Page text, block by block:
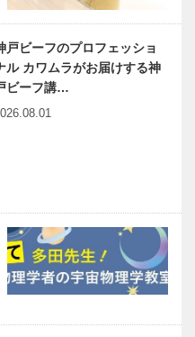
戸ビーフのプロフェッショ
ル カワムラがお届けする神
ビーフ講…